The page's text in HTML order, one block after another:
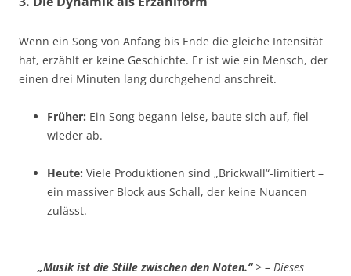
Wenn ein Song von Anfang bis Ende die gleiche Intensität
hat, erzählt er keine Geschichte. Er ist wie ein Mensch, der
einen drei Minuten lang durchgehend anschreit.
Früher: Ein Song begann leise, baute sich auf, fiel
wieder ab.
Heute: Viele Produktionen sind „Brickwall“-limitiert –
ein massiver Block aus Schall, der keine Nuancen
zulässt.
„Musik ist die Stille zwischen den Noten.“> – Dieses